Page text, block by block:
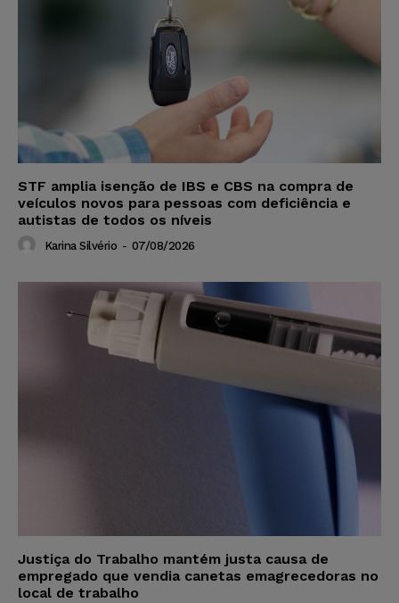
STF amplia isenção de IBS e CBS na compra de
veículos novos para pessoas com deficiência e
autistas de todos os níveis
Karina Silvério - 07/08/2026
Justiça do Trabalho mantém justa causa de
empregado que vendia canetas emagrecedoras no
local de trabalho